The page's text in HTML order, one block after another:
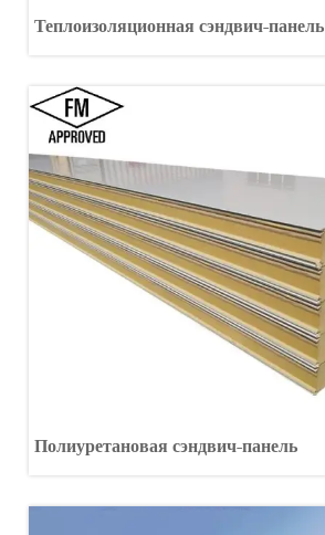
Теплоизоляционная сэндвич-панель
Полиуретановая сэндвич-панель